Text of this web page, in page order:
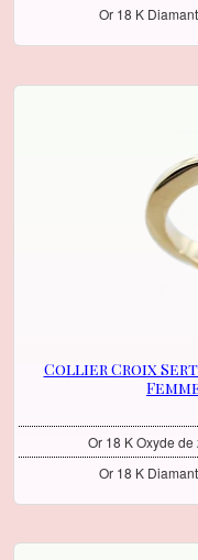
Or 18 K
Collier Croix
Or 18 K Oxyde
Or 18 K